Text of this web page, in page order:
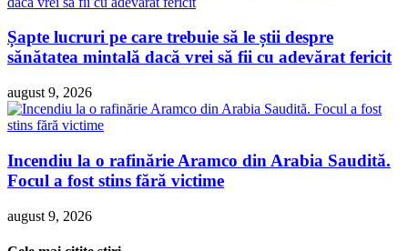
Șapte lucruri pe care trebuie să le știi despre
sănătatea mintală dacă vrei să fii cu adevărat fericit
august 9, 2026
Incendiu la o rafinărie Aramco din Arabia Saudită.
Focul a fost stins fără victime
august 9, 2026